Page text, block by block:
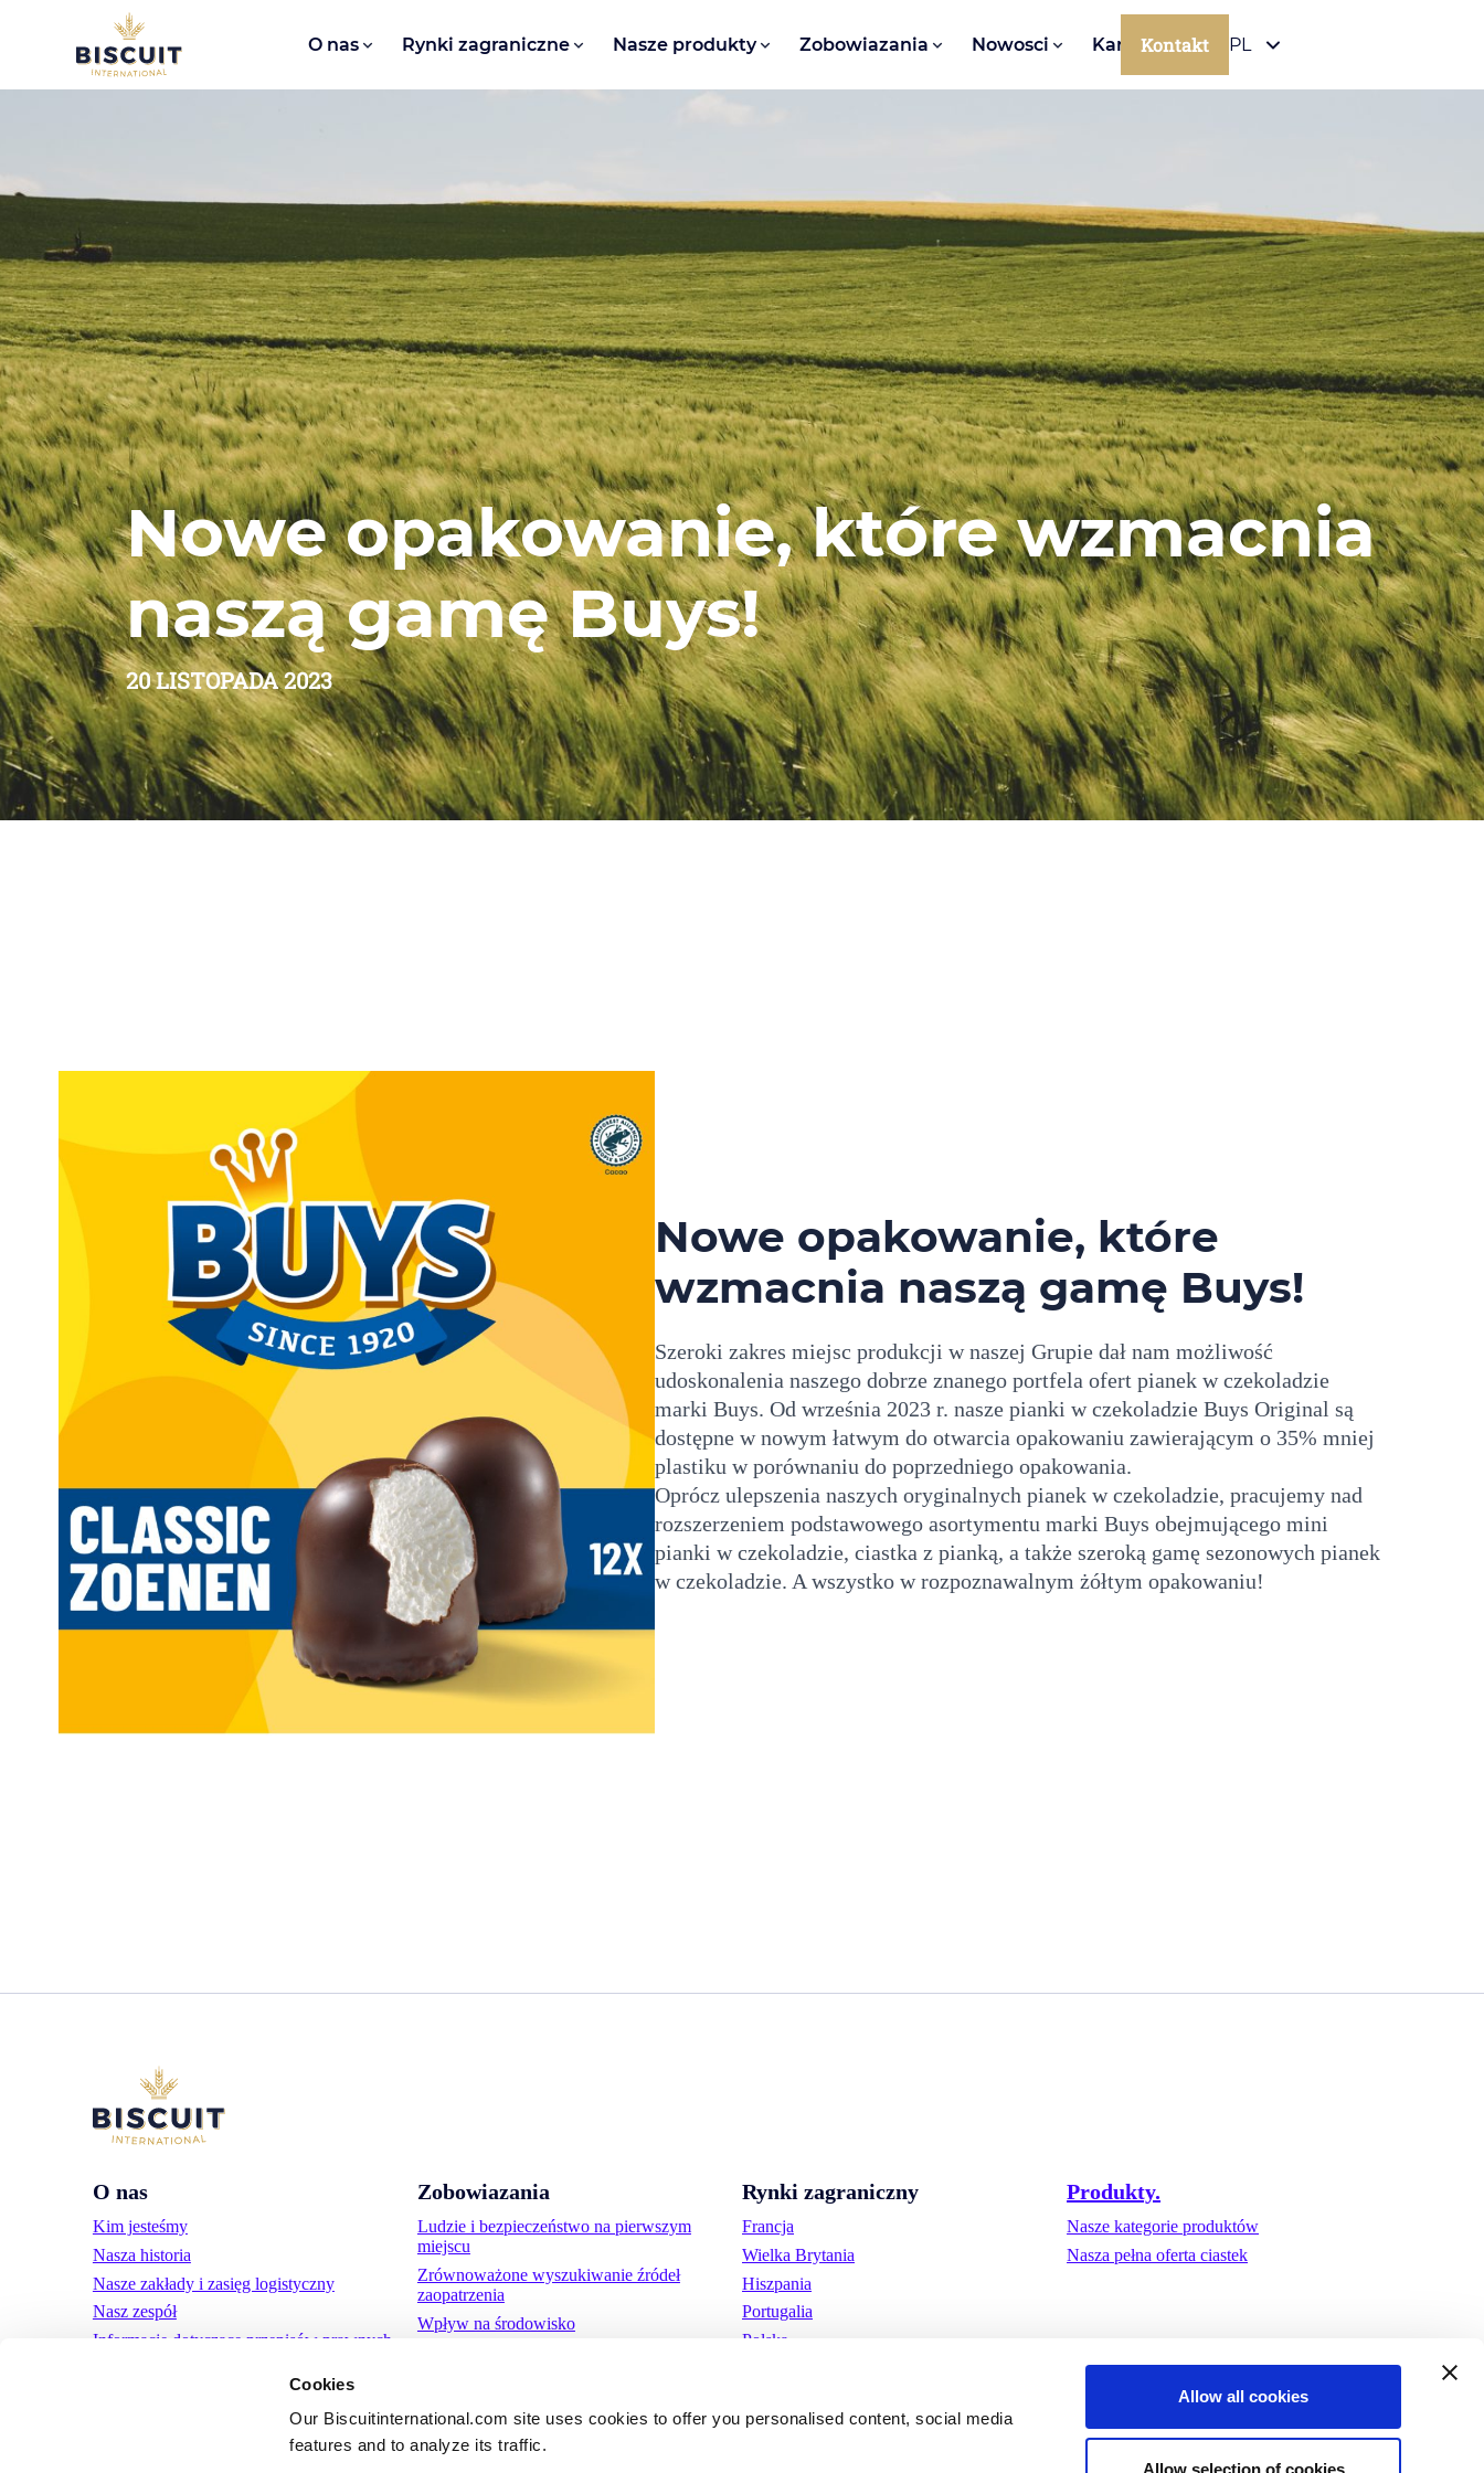
Cookies
Our Biscuitinternational.com site uses cookies to offer you personalised content, social media
features and to analyze its traffic.
Allow all cookies
Allow selection of cookies
Aller au contenu O nas​ Rynki zagraniczne Nasze produkty Zobowiazania Nowosci KarieraKontakt PL
Nowe opakowanie, które wzmacnia
naszą gamę Buys!
20 LISTOPADA 2023
Nowe opakowanie, które
wzmacnia naszą gamę Buys!
Szeroki zakres miejsc produkcji w naszej Grupie dał nam możliwość
udoskonalenia naszego dobrze znanego portfela ofert pianek w czekoladzie
marki Buys. Od września 2023 r. nasze pianki w czekoladzie Buys Original są
dostępne w nowym łatwym do otwarcia opakowaniu zawierającym o 35% mniej
plastiku w porównaniu do poprzedniego opakowania.
Oprócz ulepszenia naszych oryginalnych pianek w czekoladzie, pracujemy nad
rozszerzeniem podstawowego asortymentu marki Buys obejmującego mini
pianki w czekoladzie, ciastka z pianką, a także szeroką gamę sezonowych pianek
w czekoladzie. A wszystko w rozpoznawalnym żółtym opakowaniu!
O nas
Kim jesteśmy
Nasza historia
Nasze zakłady i zasięg logistyczny
Nasz zespół
Informacje dotyczące przepisów prawnych
Zobowiazania
Ludzie i bezpieczeństwo na pierwszym
miejscu
Zrównoważone wyszukiwanie źródeł
zaopatrzenia
Wpływ na środowisko
Rynki zagraniczny
Francja
Wielka Brytania
Hiszpania
Portugalia
Polska
Szwecja
Produkty.
Nasze kategorie produktów
Nasza pełna oferta ciastek